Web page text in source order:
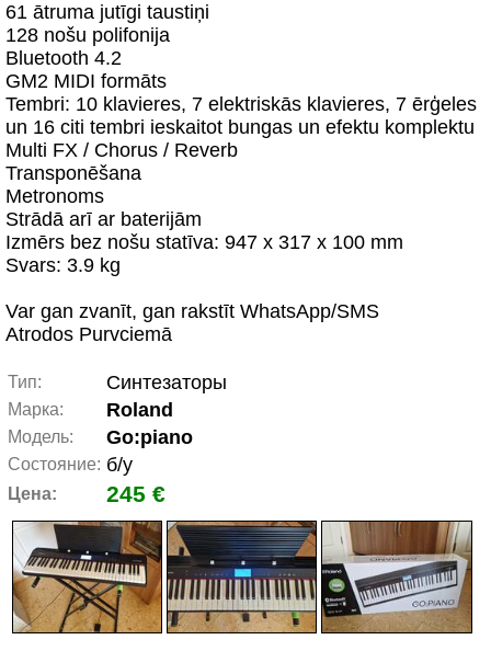
61 ātruma jutīgi taustiņi
128 nošu polifonija
Bluetooth 4.2
GM2 MIDI formāts
Tembri: 10 klavieres, 7 elektriskās klavieres, 7 ērģeles
un 16 citi tembri ieskaitot bungas un efektu komplektu
Multi FX / Chorus / Reverb
Transponēšana
Metronoms
Strādā arī ar baterijām
Izmērs bez nošu statīva: 947 x 317 x 100 mm
Svars: 3.9 kg
Var gan zvanīt, gan rakstīt WhatsApp/SMS
Atrodos Purvciemā
Тип: Синтезаторы
Марка: Roland
Модель: Go:piano
Состояние: б/у
Цена: 245 €